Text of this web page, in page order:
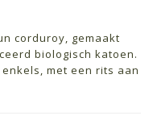
corduroy, gemaakt
biologisch katoen.
met een rits aan